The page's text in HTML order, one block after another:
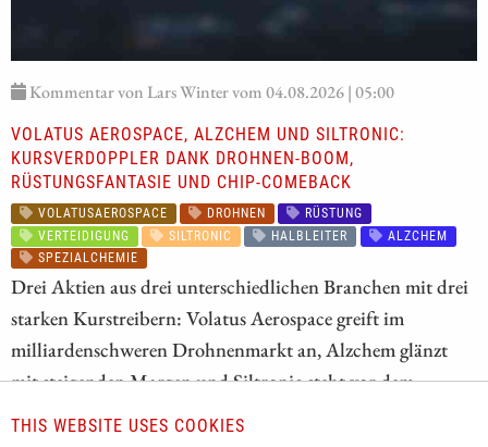
THIS WEBSITE USES COOKIES
Kommentar von Lars Winter vom 04.08.2026 | 05:00
VOLATUS AEROSPACE, ALZCHEM UND SILTRONIC:
KURSVERDOPPLER DANK DROHNEN-BOOM,
RÜSTUNGSFANTASIE UND CHIP-COMEBACK
VOLATUSAEROSPACE DROHNEN
RÜSTUNG
VERTEIDIGUNG
SILTRONIC HALBLEITER
ALZCHEM
SPEZIALCHEMIE
Drei Aktien aus drei unterschiedlichen Branchen mit drei
starken Kurstreibern: Volatus Aerospace greift im
milliardenschweren Drohnenmarkt an, Alzchem glänzt
mit steigenden Margen und Siltronic steht vor dem
operativen Comeback. Wir stellen die Aktien näher vor